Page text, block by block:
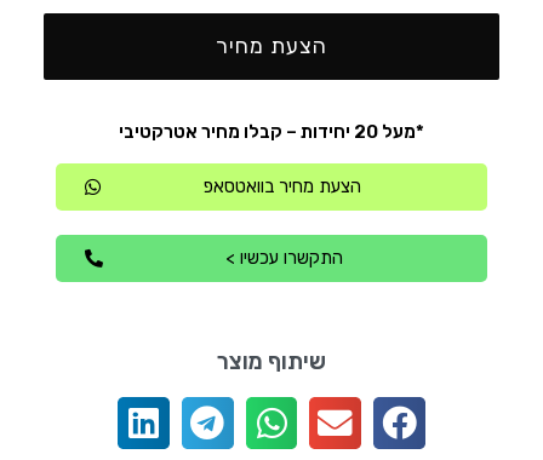
הצעת מחיר
*מעל 20 יחידות – קבלו מחיר אטרקטיבי
הצעת מחיר בוואטסאפ
התקשרו עכשיו >
שיתוף מוצר